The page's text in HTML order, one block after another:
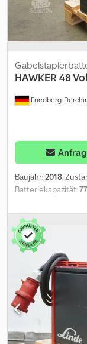
Friedberg-
HAWKER 48
Baujahr:2018,
Batteriekapazität:
Volt, 5 PzS 775
Batterie, DIN C
784 mm, seitlicher
MRC 160A,
Antriebsbatterie
mit
Trogfarbe RAL